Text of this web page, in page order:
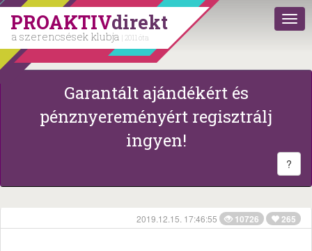
PROAKTIVdirekt
a szerencsések klubja | 2011 óta
Garantált ajándékért és
pénznyereményért regisztrálj
ingyen!
?
2019.12.15. 17:46:55 10726 265